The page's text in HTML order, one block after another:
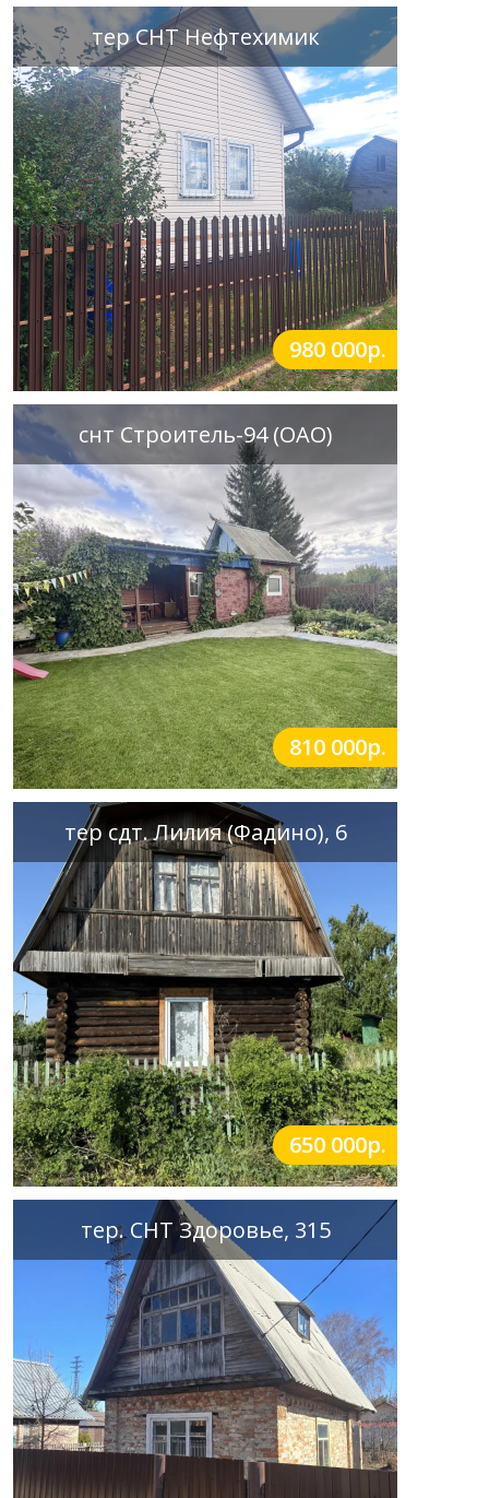
тер СНТ Нефтехимик
980 000р.
снт Строитель-94 (ОАО)
810 000р.
тер сдт. Лилия (Фадино), 6
650 000р.
тер. СНТ Здоровье, 315